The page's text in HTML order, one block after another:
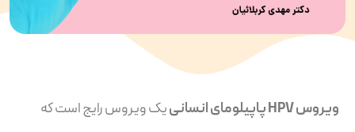
ویروس HPV پاپیلومای انسانی
یک ویروس رایج است که